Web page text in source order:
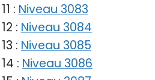
: Niveau 3083
: Niveau 3084
: Niveau 3085
: Niveau 3086